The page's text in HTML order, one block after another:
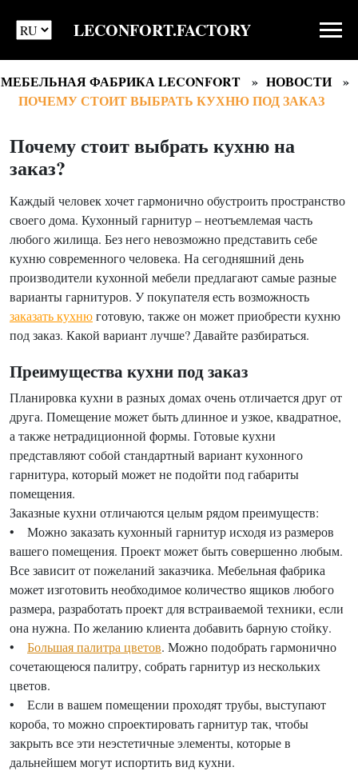
LECONFORT.FACTORY
МЕБЕЛЬНАЯ ФАБРИКА LECONFORT
НОВОСТИ
ПОЧЕМУ СТОИТ ВЫБРАТЬ КУХНЮ ПОД ЗАКАЗ
Почему стоит выбрать кухню на
заказ?
Каждый человек хочет гармонично обустроить пространство
своего дома. Кухонный гарнитур – неотъемлемая часть
любого жилища. Без него невозможно представить себе
кухню современного человека. На сегодняшний день
производители кухонной мебели предлагают самые разные
варианты гарнитуров. У покупателя есть возможность
заказать кухнюготовую, также он может приобрести кухню
под заказ. Какой вариант лучше? Давайте разбираться.
Преимущества кухни под заказ
Планировка кухни в разных домах очень отличается друг от
друга. Помещение может быть длинное и узкое, квадратное,
а также нетрадиционной формы. Готовые кухни
представляют собой стандартный вариант кухонного
гарнитура, который может не подойти под габариты
помещения.
Заказные кухни отличаются целым рядом преимуществ:
• Можно заказать кухонный гарнитур исходя из размеров
вашего помещения. Проект может быть совершенно любым.
Все зависит от пожеланий заказчика. Мебельная фабрика
может изготовить необходимое количество ящиков любого
размера, разработать проект для встраиваемой техники, если
она нужна. По желанию клиента добавить барную стойку.
• Большая палитра цветов. Можно подобрать гармонично
сочетающеюся палитру, собрать гарнитур из нескольких
цветов.
• Если в вашем помещении проходят трубы, выступают
короба, то можно спроектировать гарнитур так, чтобы
закрыть все эти неэстетичные элементы, которые в
дальнейшем могут испортить вид кухни.